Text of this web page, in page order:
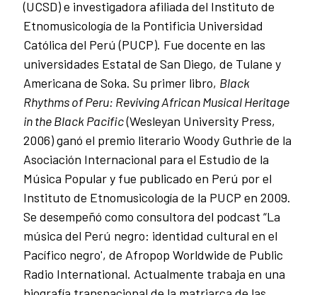
(UCSD) e investigadora afiliada del Instituto de
Etnomusicología de la Pontificia Universidad
Católica del Perú (PUCP). Fue docente en las
universidades Estatal de San Diego, de Tulane y
Americana de Soka. Su primer libro, Black
Rhythms of Peru: Reviving African Musical Heritage
in the Black Pacific(Wesleyan University Press,
2006) ganó el premio literario Woody Guthrie de la
Asociación Internacional para el Estudio de la
Música Popular y fue publicado en Perú por el
Instituto de Etnomusicología de la PUCP en 2009.
Se desempeñó como consultora del podcast “La
música del Perú negro: identidad cultural en el
Pacífico negro', de Afropop Worldwide de Public
Radio International. Actualmente trabaja en una